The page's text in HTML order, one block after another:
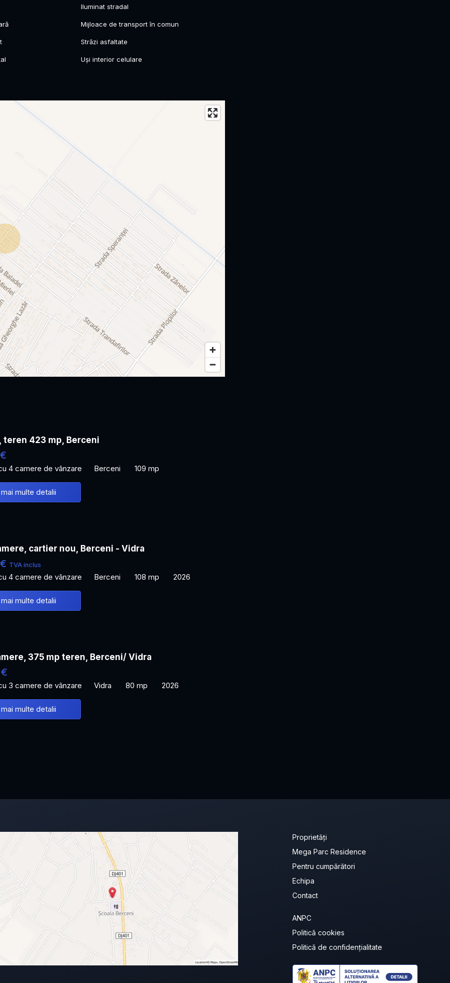
Iluminat stradal
Mijloace de transport în comun
Străzi asfaltate
Uși interior celulare
teren 423 mp, Berceni
4 camere de vânzare Berceni 109 mp
multe detalii
cartier nou, Berceni - Vidra
TVA inclus
4 camere de vânzare Berceni 108 mp 2026
multe detalii
375 mp teren, Berceni/ Vidra
3 camere de vânzare Vidra 80 mp 2026
multe detalii
Proprietăți
Mega Parc Residence
Pentru cumpărători
Echipa
Contact
ANPC
Politică cookies
Politică de confidențialitate